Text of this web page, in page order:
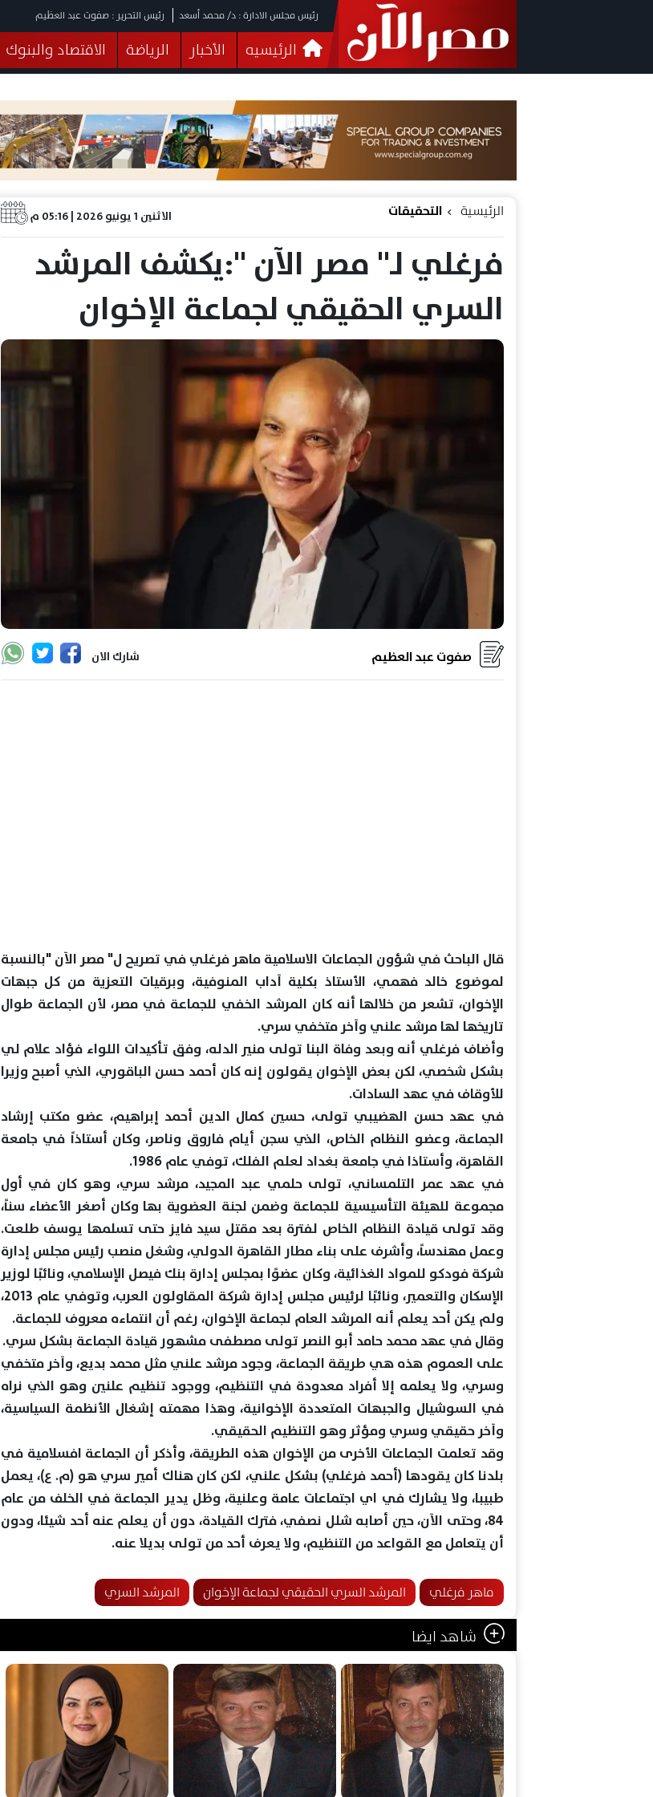
رئيس مجلس الادارة : د/ محمد أسعد رئيس التحرير : صفوت عبد العظيم
الرئيسيه الأخبار الرياضة الاقتصاد والبنوك
فيديوهات
البرلمان صحة الثقافة خدمات
الاثنين 1 يونيو 2026 | 05:16 م الرئيسية التحقيقات
فرغلي لـ" مصر الآن ":يكشف المرشد
السري الحقيقي لجماعة الإخوان
شارك الان صفوت عبد العظيم
قال الباحث في شؤون الجماعات الاسلامية ماهر فرغلي في تصريح ل" مصر الآن "بالنسبة
لموضوع خالد فهمي، الأستاذ بكلية آداب المنوفية، وبرقيات التعزية من كل جبهات
الإخوان، تشعر من خلالها أنه كان المرشد الخفي للجماعة في مصر، لأن الجماعة طوال
تاريخها لها مرشد علني وآخر متخفي سري.
وأضاف فرغلي أنه وبعد وفاة البنا تولى منير الدله، وفق تأكيدات اللواء فؤاد علام لي
بشكل شخصي، لكن بعض الإخوان يقولون إنه كان أحمد حسن الباقوري، الذي أصبح وزيرا
للأوقاف في عهد السادات.
في عهد حسن الهضيبي تولى، حسين كمال الدين أحمد إبراهيم، عضو مكتب إرشاد
الجماعة، وعضو النظام الخاص، الذي سجن أيام فاروق وناصر، وكان أستاذاً في جامعة
القاهرة، وأستاذا في جامعة بغداد لعلم الفلك، توفي عام 1986.
في عهد عمر التلمساني، تولى حلمي عبد المجيد، مرشد سري، وهو كان في أول
مجموعة للهيئة التأسيسية للجماعة وضمن لجنة العضوية بها وكان أصغر الأعضاء سناً،
وقد تولى قيادة النظام الخاص لفترة بعد مقتل سيد فايز حتى تسلمها يوسف طلعت.
وعمل مهندساً، وأشرف على بناء مطار القاهرة الدولي، وشغل منصب رئيس مجلس إدارة
شركة فودكو للمواد الغذائية، وكان عضوًا بمجلس إدارة بنك فيصل الإسلامي، ونائبًا لوزير
الإسكان والتعمير، ونائبًا لرئيس مجلس إدارة شركة المقاولون العرب، وتوفي عام 2013،
ولم يكن أحد يعلم أنه المرشد العام لجماعة الإخوان، رغم أن انتماءه معروف للجماعة.
وقال في عهد محمد حامد أبو النصر تولى مصطفى مشهور قيادة الجماعة بشكل سري.
على العموم هذه هي طريقة الجماعة، وجود مرشد علني مثل محمد بديع، وآخر متخفي
وسري، ولا يعلمه إلا أفراد معدودة في التنظيم، ووجود تنظيم علنين وهو الذي نراه
في السوشيال والجبهات المتعددة الإخوانية، وهذا مهمته إشغال الأنظمة السياسية،
وآخر حقيقي وسري ومؤثر وهو التنظيم الحقيقي.
وقد تعلمت الجماعات الأخرى من الإخوان هذه الطريقة، وأذكر أن الجماعة افسلامية في
بلدنا كان يقودها (أحمد فرغلي) بشكل علني، لكن كان هناك أمير سري هو (م. ع)، يعمل
طبيبا، ولا يشارك في اي اجتماعات عامة وعلنية، وظل يدير الجماعة في الخلف من عام
84، وحتى الآن، حين أصابه شلل نصفي، فترك القيادة، دون أن يعلم عنه أحد شيئا، ودون
أن يتعامل مع القواعد من التنظيم، ولا يعرف أحد من تولى بديلا عنه.
ماهر فرغلي المرشد السري الحقيقي لجماعة الإخوان المرشد السري
شاهد ايضا